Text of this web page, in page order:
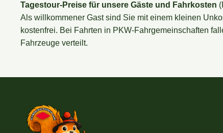
Tagestour-Preise für unsere Gäste und Fahrkosten
Als willkommener Gast sind Sie mit einem kleinen
kostenfrei. Bei Fahrten in PKW-Fahrgemeinschaften
Fahrzeuge verteilt.